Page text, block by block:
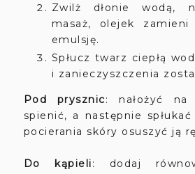
Zwilż dłonie wodą,
masaż, olejek
emulsję.
Spłucz twarz ciepłą
i zanieczyszczenia
Pod prysznic: nałożyć
spienić, a następnie
pocierania skóry osuszyć ją
Do kąpieli: dodaj